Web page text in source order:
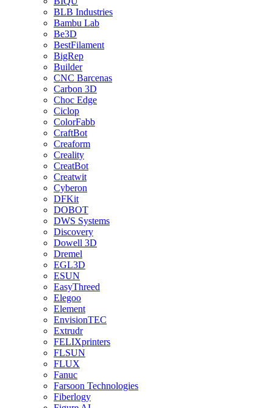
BLB Industries
Bambu Lab
Be3D
BestFilament
BigRep
Builder
CNC Barcenas
Carbon 3D
Choc Edge
Ciclop
ColorFabb
CraftBot
Creaform
Creality
CreatBot
Creatwit
Cyberon
DFKit
DOBOT
DWS Systems
Discovery
Dowell 3D
Dremel
EGL3D
ESUN
EasyThreed
Elegoo
Element
EnvisionTEC
Extrudr
FELIXprinters
FLSUN
FLUX
Fanuc
Farsoon Technologies
Fiberlogy